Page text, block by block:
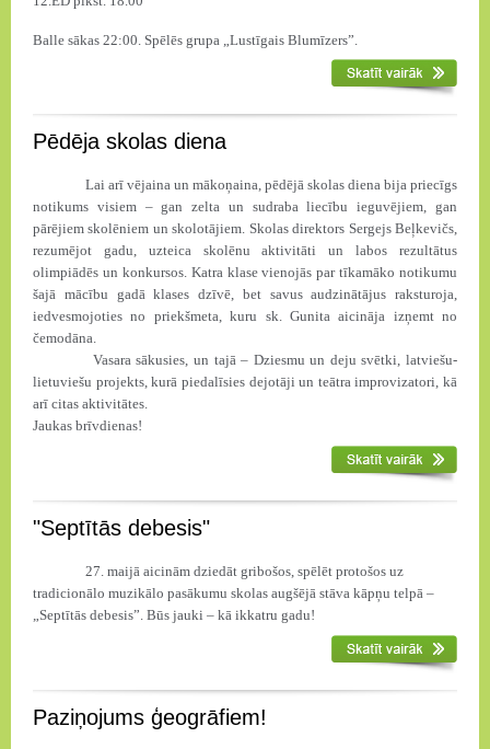
Balle sākas 22:00. Spēlēs grupa „Lustīgais Blumīzers”.
Pēdēja skolas diena
Lai arī vējaina un mākoņaina, pēdējā skolas diena bija priecīgs
notikums visiem – gan zelta un sudraba liecību ieguvējiem, gan
pārējiem skolēniem un skolotājiem. Skolas direktors Sergejs Beļkevičs,
rezumējot gadu, uzteica skolēnu aktivitāti un labos rezultātus
olimpiādēs un konkursos. Katra klase vienojās par tīkamāko notikumu
šajā mācību gadā klases dzīvē, bet savus audzinātājus raksturoja,
iedvesmojoties no priekšmeta, kuru sk. Gunita aicināja izņemt no
čemodāna.
Vasara sākusies, un tajā – Dziesmu un deju svētki, latviešu-
lietuviešu projekts, kurā piedalīsies dejotāji un teātra improvizatori, kā
arī citas aktivitātes.
Jaukas brīvdienas!
"Septītās debesis"
27. maijā aicinām dziedāt gribošos, spēlēt protošos uz
tradicionālo muzikālo pasākumu skolas augšējā stāva kāpņu telpā –
„Septītās debesis”. Būs jauki – kā ikkatru gadu!
Paziņojums ģeogrāfiem!